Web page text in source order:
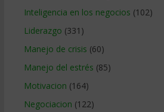
Inteligencia en los negocios (102)
Liderazgo (331)
Manejo de crisis (60)
Manejo del estrés (85)
Motivacion (164)
Negociacion (122)